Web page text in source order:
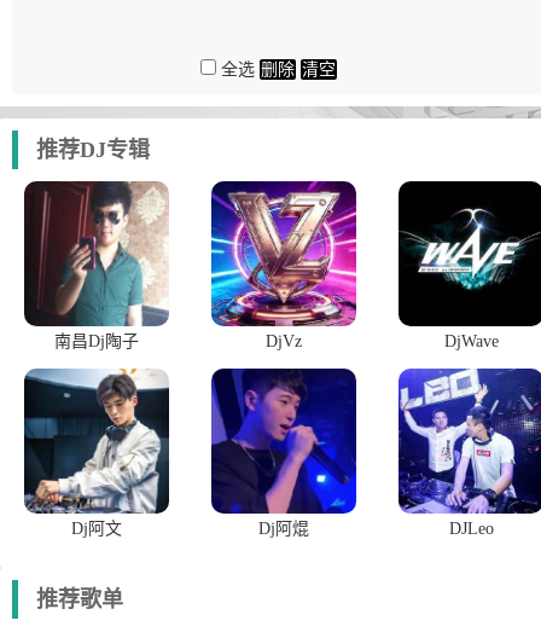
全选 删除 清空
推荐DJ专辑
南昌Dj陶子 DjVz DjWave
Dj阿文 Dj阿焜 DJLeo
推荐歌单